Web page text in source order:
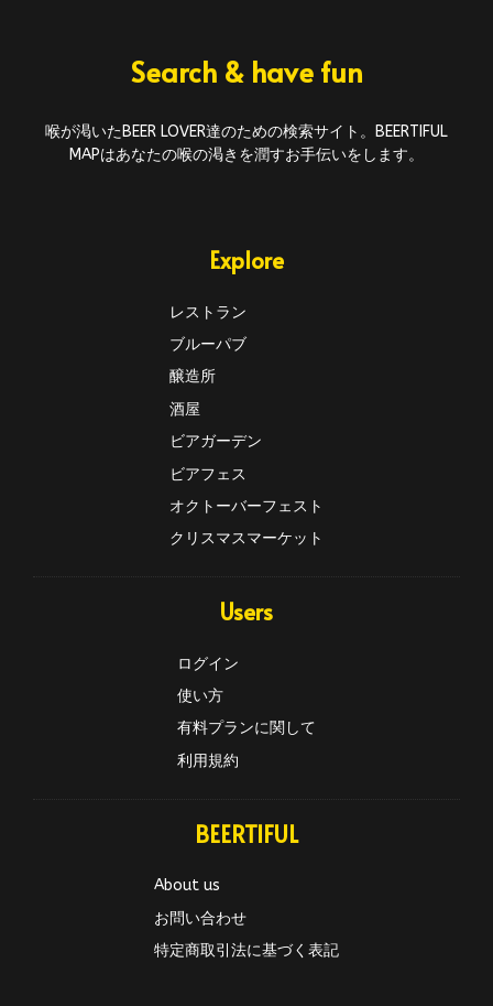
Search & have fun
喉が渇いたBEER LOVER達のための検索サイト。BEERTIFUL
MAPはあなたの喉の渇きを潤すお手伝いをします。
Explore
レストラン
ブルーパブ
醸造所
酒屋
ビアガーデン
ビアフェス
オクトーバーフェスト
クリスマスマーケット
Users
ログイン
使い方
有料プランに関して
利用規約
BEERTIFUL
About us
お問い合わせ
特定商取引法に基づく表記